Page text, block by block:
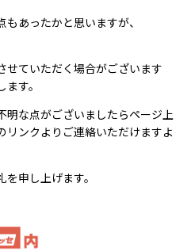
あったかと思いますが、
せていただく場合がございます
す。
明な点がございましたらページ上
リンクよりご連絡いただけますよ
申し上げます。